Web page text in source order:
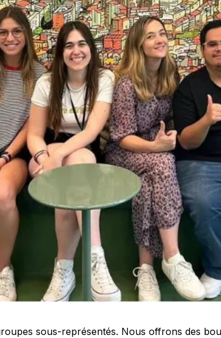
saisonnières
sous-représentés. Nous offrons des